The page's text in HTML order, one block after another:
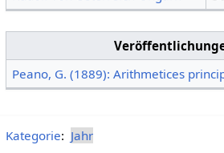
Peano, G. (1889): Arithmetices
Kategorie: Jahr